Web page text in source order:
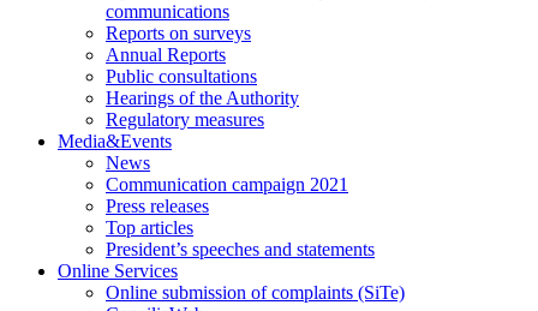
communications
Reports on surveys
Annual Reports
Public consultations
Hearings of the Authority
Regulatory measures
Media&Events
News
Communication campaign 2021
Press releases
Top articles
President’s speeches and statements
Online Services
Online submission of complaints (SiTe)